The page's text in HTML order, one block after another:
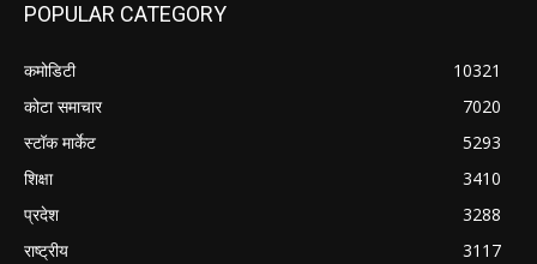
POPULAR CATEGORY
कमोडिटी
10321
कोटा समाचार
7020
स्टॉक मार्केट
5293
शिक्षा
3410
प्रदेश
3288
राष्ट्रीय
3117